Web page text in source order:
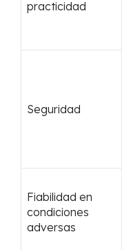
practicidad
Seguridad
Fiabilidad en
condiciones
adversas